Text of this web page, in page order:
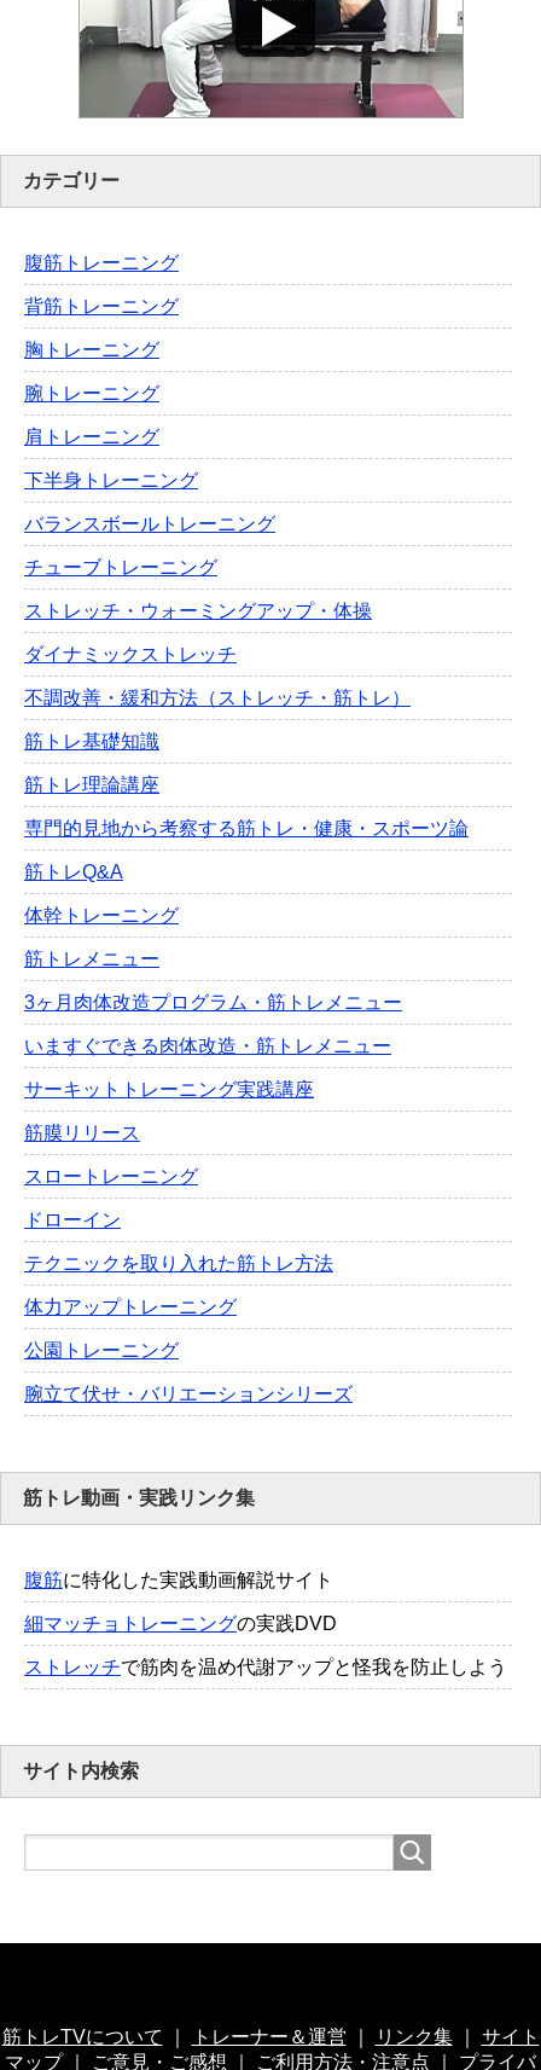
カテゴリー
腹筋トレーニング
背筋トレーニング
胸トレーニング
腕トレーニング
肩トレーニング
下半身トレーニング
バランスボールトレーニング
チューブトレーニング
ストレッチ・ウォーミングアップ・体操
ダイナミックストレッチ
不調改善・緩和方法（ストレッチ・筋トレ）
筋トレ基礎知識
筋トレ理論講座
専門的見地から考察する筋トレ・健康・スポーツ論
筋トレQ&A
体幹トレーニング
筋トレメニュー
3ヶ月肉体改造プログラム・筋トレメニュー
いますぐできる肉体改造・筋トレメニュー
サーキットトレーニング実践講座
筋膜リリース
スロートレーニング
ドローイン
テクニックを取り入れた筋トレ方法
体力アップトレーニング
公園トレーニング
腕立て伏せ・バリエーションシリーズ
筋トレ動画・実践リンク集
腹筋に特化した実践動画解説サイト
細マッチョトレーニングの実践DVD
ストレッチで筋肉を温め代謝アップと怪我を防止しよう
サイト内検索
筋トレTVについて トレーナー＆運営 リンク集｜ サイト
マップ｜ ご意見・ご感想 ご利用方法・注意点 プライバ